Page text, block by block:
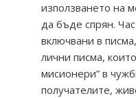
използването на
да бъде спрян.
включвани в
лични писма,
мисионери” в
получателите,